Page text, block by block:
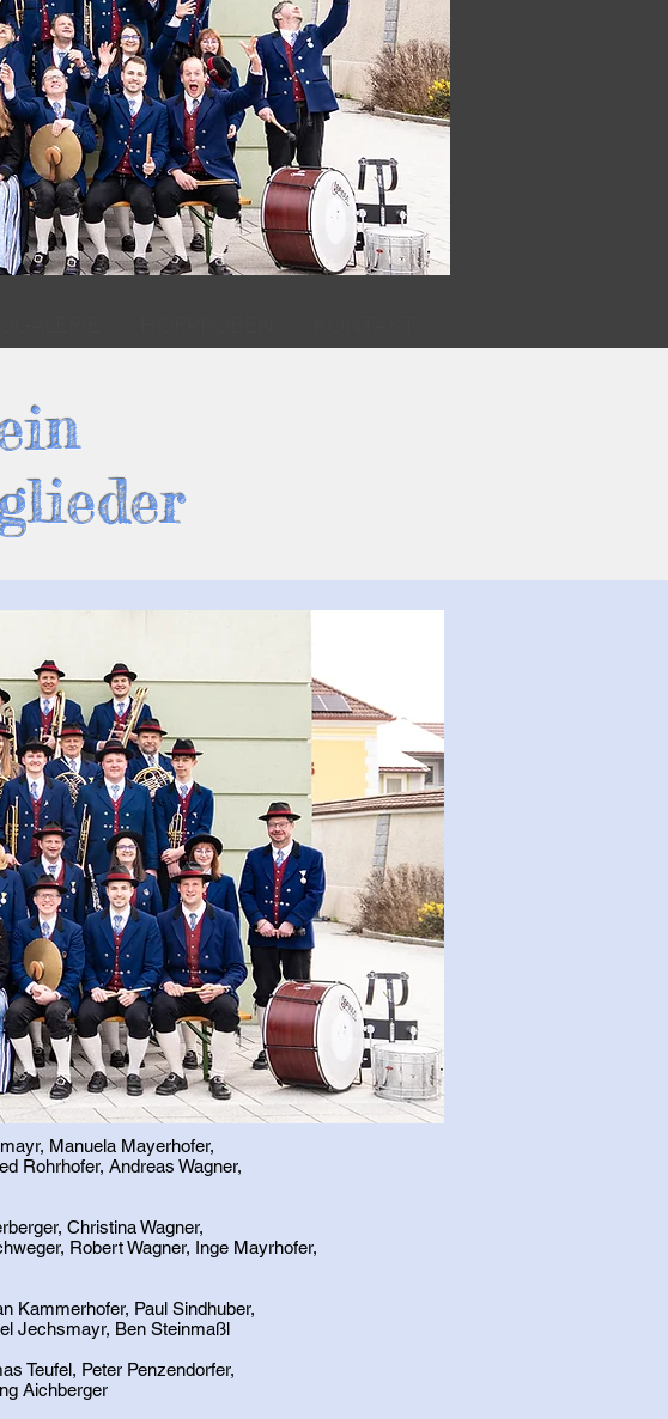
Manuela Mayerhofer,
Rohrhofer, Andreas Wagner,
Christina Wagner,
Robert Wagner, Inge Mayrhofer,
Kammerhofer, Paul Sindhuber,
Jechsmayr, Ben Steinmaßl
Teufel, Peter Penzendorfer,
Aichberger